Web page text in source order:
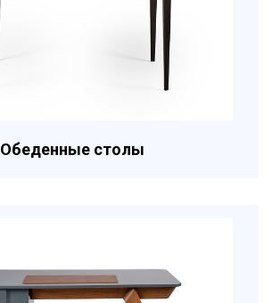
Обеденные столы